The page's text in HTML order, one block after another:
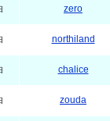
なつきち
zero
zero
northiland